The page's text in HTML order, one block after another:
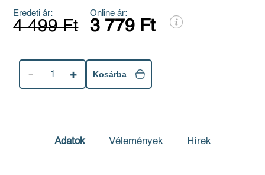
Eredeti ár:
4 499 Ft
Online ár:
3 779 Ft
1 Kosárba
Adatok Vélemények Hírek